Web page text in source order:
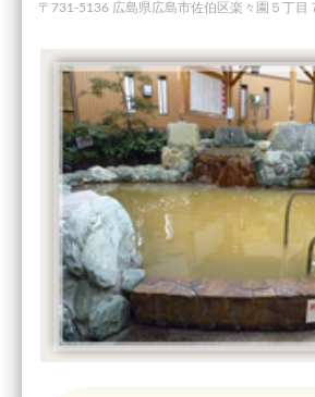
〒731-5136 広島県広島市佐伯区楽々園５丁目